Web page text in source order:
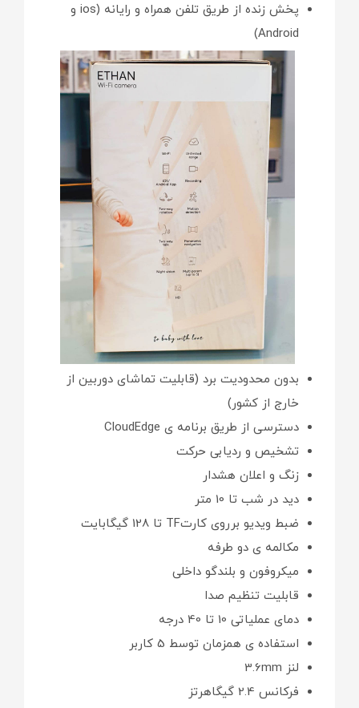
پخش زنده از طریق تلفن همراه و رایانه (ios و
Android)
بدون محدودیت برد (قابلیت تماشای دوربین از
خارج از کشور)
دسترسی از طریق برنامه ی CloudEdge
تشخیص و ردیابی حرکت
زنگ و اعلان هشدار
دید در شب تا 10 متر
ضبط ویدیو برروی کارتTF تا 128 گیگابایت
مکالمه ی دو طرفه
میکروفون و بلندگو داخلی
قابلیت تنظیم صدا
دمای عملیاتی 10 تا 40 درجه
استفاده ی همزمان توسط 5 کاربر
لنز 3.6mm
فرکانس 2.4 گیگاهرتز